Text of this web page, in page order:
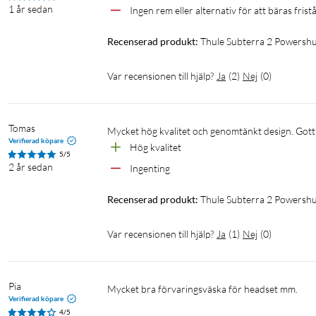
Flyttbara innerväggar
I huvudfacket sitter det två innerväggar som du kan flytta för
material, vaddering och YKK-dragkedjor för att hålla länge och
Platsbesparande design
ut ur och läggas i en större väska, även när det är trångt.
Material: Bluesign-godkänd 800D nylon/polyester
Mått: 180x90x240 mm
Vikt: 200 g
1 år sedan
Ingen rem eller alternativ för att bäras
Recenserad produkt: Thule Subterra 2
Var recensionen till hjälp? Ja (2) Nej (0)
Tomas
Verifierad köpare
5/5
2 år sedan
Mycket hög kvalitet och genomtänkt design.
Hög kvalitet
Ingenting
Recenserad produkt: Thule Subterra 2
Var recensionen till hjälp? Ja (1) Nej (0)
Pia
Verifierad köpare
4/5
Mycket bra förvaringsväska för headset mm.